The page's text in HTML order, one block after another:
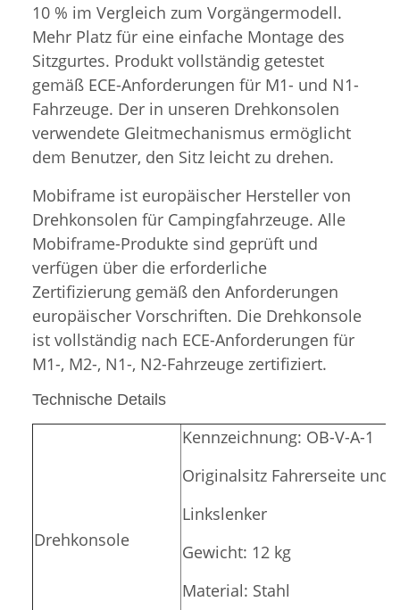
10 % im Vergleich zum Vorgängermodell.
Mehr Platz für eine einfache Montage des
Sitzgurtes. Produkt vollständig getestet
gemäß ECE-Anforderungen für M1- und N1-
Fahrzeuge. Der in unseren Drehkonsolen
verwendete Gleitmechanismus ermöglicht
dem Benutzer, den Sitz leicht zu drehen.
Mobiframe ist europäischer Hersteller von
Drehkonsolen für Campingfahrzeuge. Alle
Mobiframe-Produkte sind geprüft und
verfügen über die erforderliche
Zertifizierung gemäß den Anforderungen
europäischer Vorschriften. Die Drehkonsole
ist vollständig nach ECE-Anforderungen für
M1-, M2-, N1-, N2-Fahrzeuge zertifiziert.
Technische Details
Drehkonsole
Kennzeichnung: OB-V-A-1
Originalsitz Fahrerseite und
Linkslenker
Gewicht: 12 kg
Material: Stahl